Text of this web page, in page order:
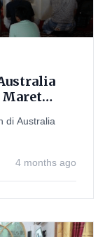
Maret
di Australia
4 months ago